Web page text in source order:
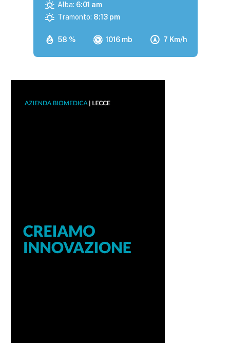
58 % 1016 mb 7 Km/h
Alba: 6:01 am
Tramonto: 8:13 pm